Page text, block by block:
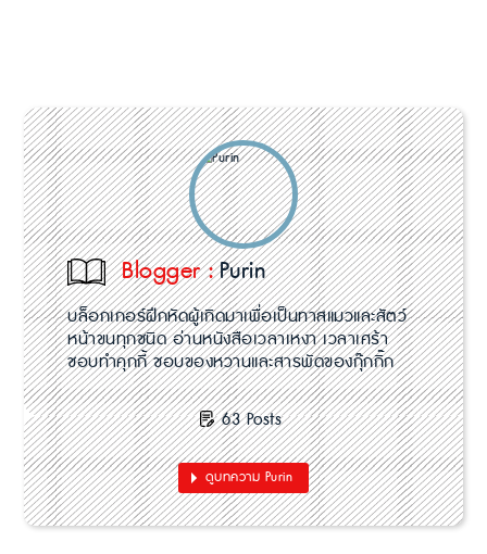
Blogger :Purin
บล็อกเกอร์ฝึกหัดผู้เกิดมาเพื่อเป็นทาสแมวและสัตว์
หน้าขนทุกชนิด อ่านหนังสือเวลาเหงา เวลาเศร้า
ชอบทำคุกกี้ ชอบของหวานและสารพัดของกุ๊กกิ๊ก
63 Posts
ดูบทความ Purin